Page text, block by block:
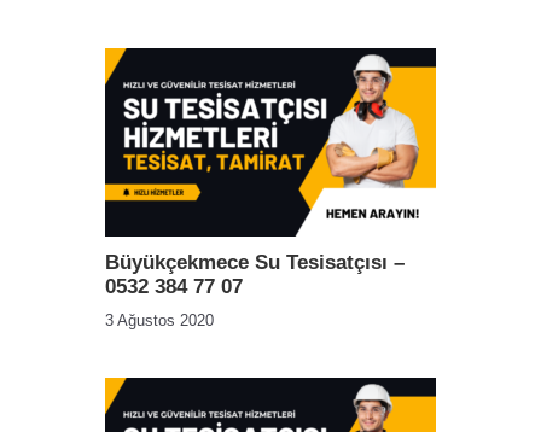
Büyükçekmece Su Tesisatçısı –
0532 384 77 07
3 Ağustos 2020